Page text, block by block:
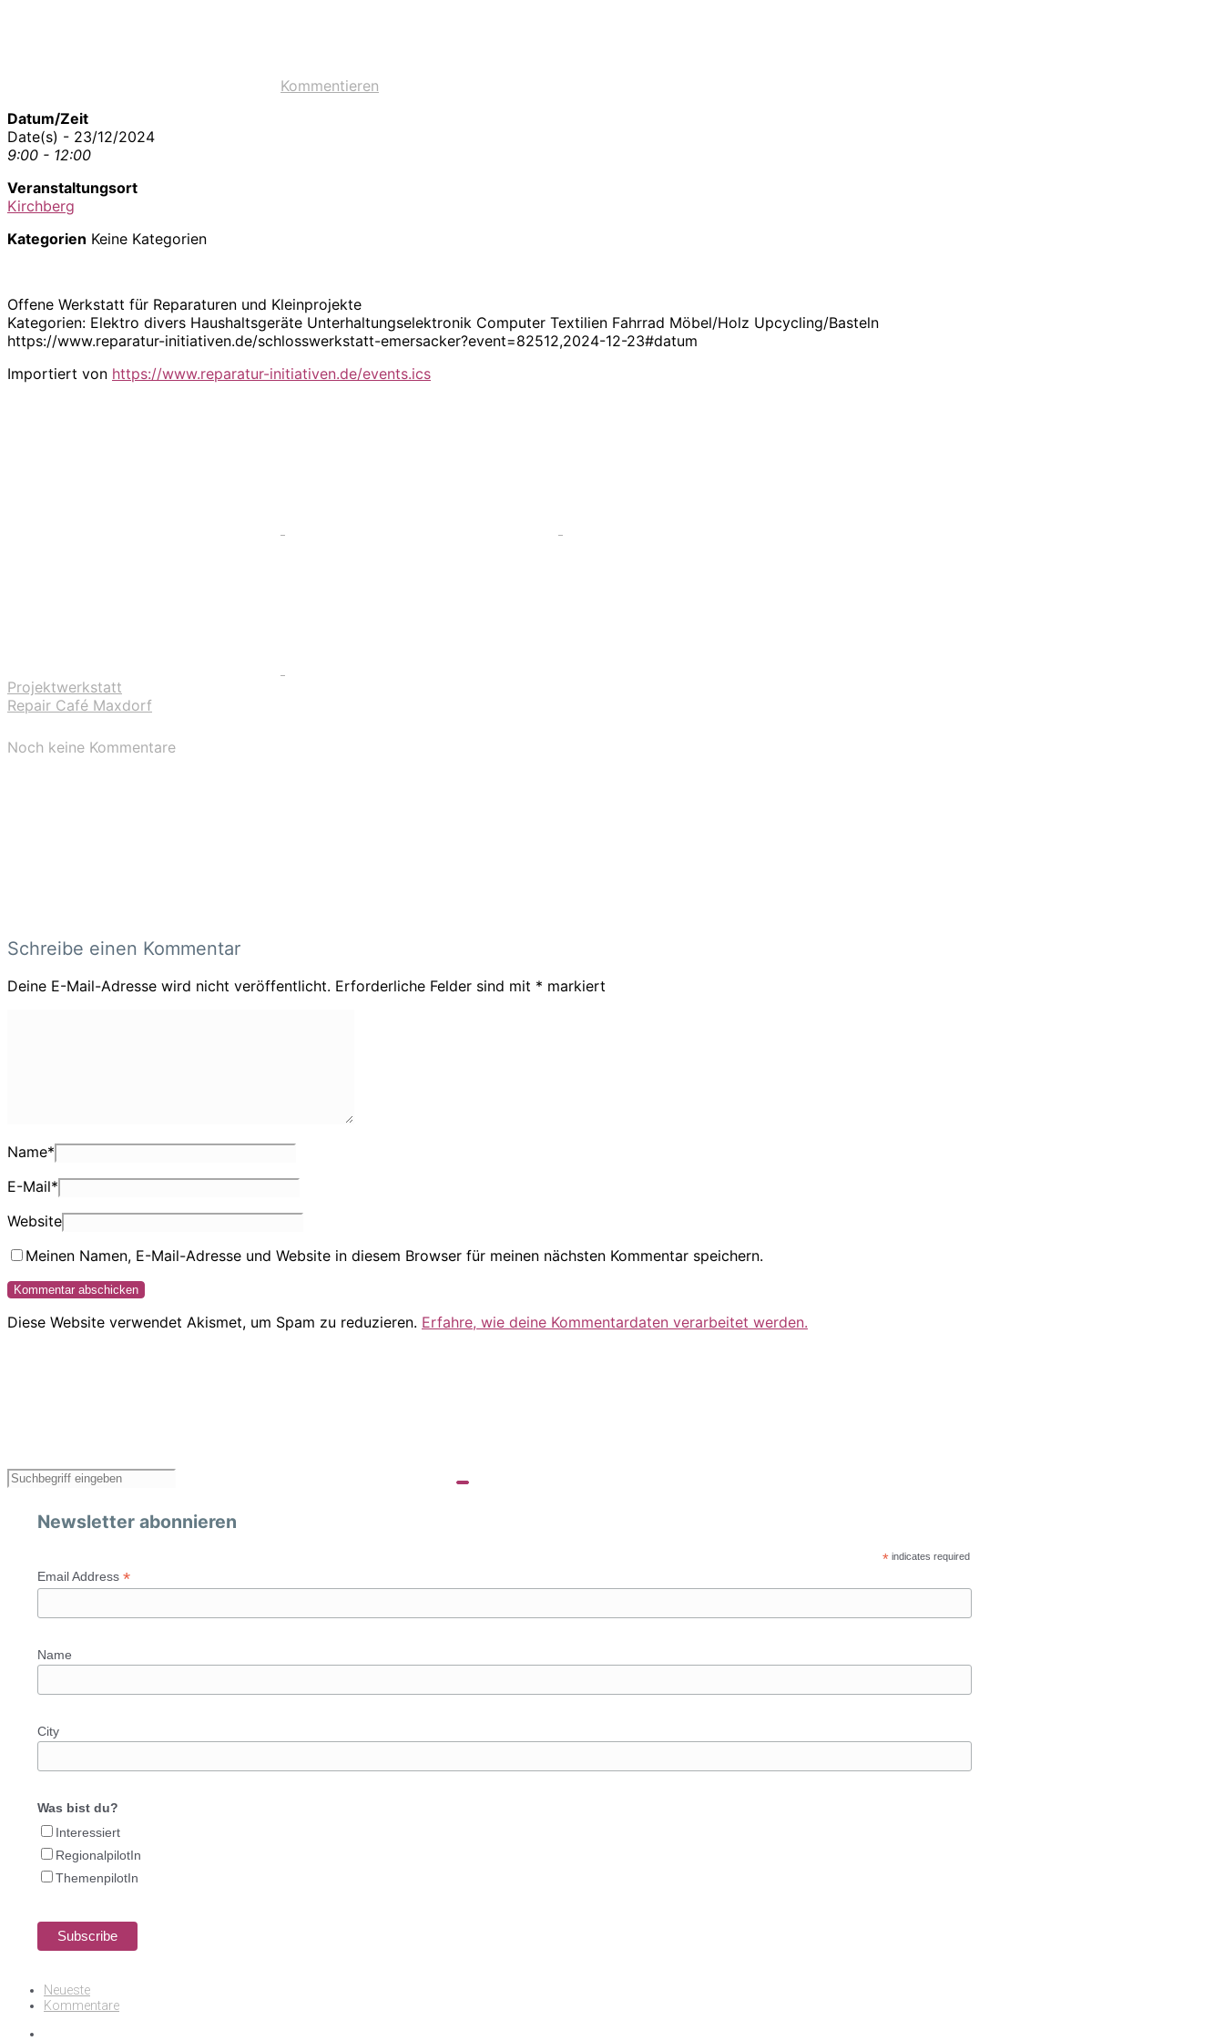
Kommentieren
Datum/Zeit
Date(s) - 23/12/2024
9:00 - 12:00
Veranstaltungsort
Kirchberg
Kategorien Keine Kategorien
Offene Werkstatt für Reparaturen und Kleinprojekte
Kategorien: Elektro divers Haushaltsgeräte Unterhaltungselektronik Computer Textilien Fahrrad Möbel/Holz Upcycling/Basteln
https://www.reparatur-initiativen.de/schlosswerkstatt-emersacker?event=82512,2024-12-23#datum
Importiert von https://www.reparatur-initiativen.de/events.ics
Projektwerkstatt
Repair Café Maxdorf
Noch keine Kommentare
Schreibe einen Kommentar
Deine E-Mail-Adresse wird nicht veröffentlicht. Erforderliche Felder sind mit * markiert
Name*
E-Mail*
Website
Meinen Namen, E-Mail-Adresse und Website in diesem Browser für meinen nächsten Kommentar speichern.
Diese Website verwendet Akismet, um Spam zu reduzieren. Erfahre, wie deine Kommentardaten verarbeitet werden.
Newsletter abonnieren
* indicates required
Email Address *
Name
City
Was bist du?
Interessiert
RegionalpilotIn
ThemenpilotIn
Neueste
Kommentare